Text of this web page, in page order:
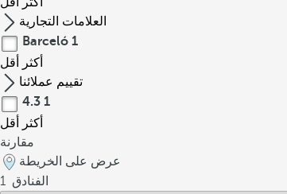
العلامات التجارية
Barceló 1
أكثر
أقل
تقييم عملائنا
4.3 1
أكثر
أقل
مقارنة
عرض على الخريطة
1 الفنادق